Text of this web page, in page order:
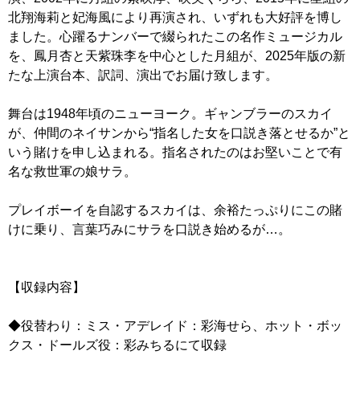
北翔海莉と妃海風により再演され、いずれも大好評を博し
ました。心躍るナンバーで綴られたこの名作ミュージカル
を、鳳月杏と天紫珠李を中心とした月組が、2025年版の新
たな上演台本、訳詞、演出でお届け致します。
舞台は1948年頃のニューヨーク。ギャンブラーのスカイ
が、仲間のネイサンから“指名した女を口説き落とせるか”と
いう賭けを申し込まれる。指名されたのはお堅いことで有
名な救世軍の娘サラ。
プレイボーイを自認するスカイは、余裕たっぷりにこの賭
けに乗り、言葉巧みにサラを口説き始めるが…。
【収録内容】
◆役替わり：ミス・アデレイド：彩海せら、ホット・ボッ
クス・ドールズ役：彩みちるにて収録